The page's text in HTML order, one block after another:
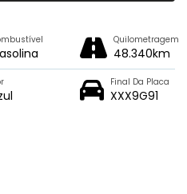
Quilometragem
48.340km
Final Da Placa
XXX9G91